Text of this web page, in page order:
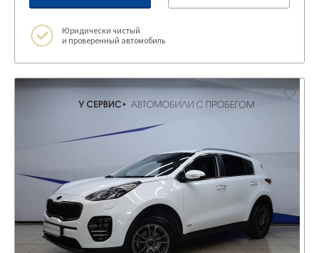
Юридически чистый
и проверенный автомобиль